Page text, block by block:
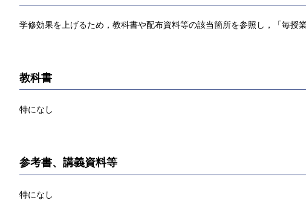
学修効果を上げるため，教科書や配布資料等の該当箇所を参照し，「毎授
教科書
特になし
参考書、講義資料等
特になし